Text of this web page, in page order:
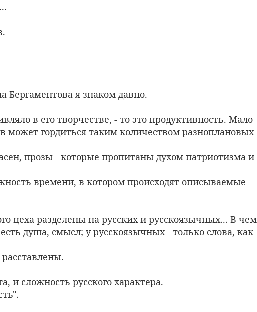
Бергаментова я знаком давно.
в его творчестве, - то это продуктивность. Мало
может гордиться таким количеством разноплановых
прозы - которые пропитаны духом патриотизма и
времени, в котором происходят описываемые
цеха разделены на русских и русскоязычных... В чем
душа, смысл; у русскоязычных - только слова, как
и сложность русского характера.